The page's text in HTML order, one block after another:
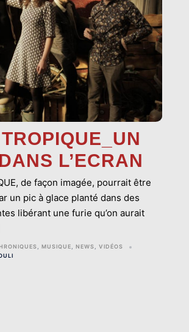
L’ECRAN
de façon imagée, pourrait être
un pic à glace planté dans des
libérant une furie qu’on aurait
MUSIQUE NEWS
VIDÉOS